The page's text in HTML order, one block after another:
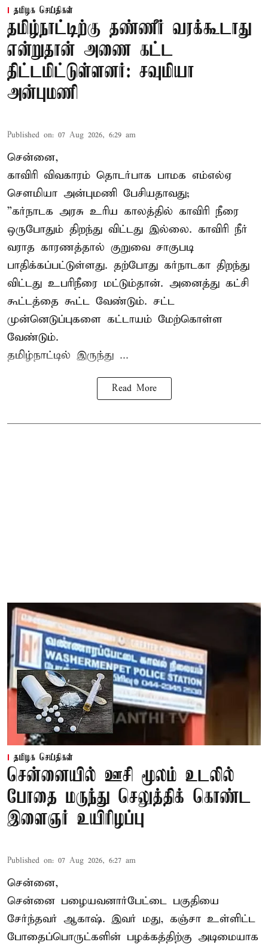
தமிழக செய்திகள்
தமிழ்நாட்டிற்கு தண்ணீர் வரக்கூடாது
என்றுதான் அணை கட்ட
திட்டமிட்டுள்ளனர்: சவுமியா
அன்புமணி
Published on: 07 Aug 2026, 6:29 am
சென்னை,
காவிரி விவகாரம் தொடர்பாக பாமக எம்எல்ஏ
சௌமியா அன்புமணி பேசியதாவது;
”கர்நாடக அரசு உரிய காலத்தில் காவிரி நீரை
ஒருபோதும் திறந்து விட்டது இல்லை. காவிரி நீர்
வராத காரணத்தால் குறுவை சாகுபடி
பாதிக்கப்பட்டுள்ளது. தற்போது கர்நாடகா திறந்து
விட்டது உபரிநீரை மட்டும்தான். அனைத்து கட்சி
கூட்டத்தை கூட்ட வேண்டும். சட்ட
முன்னெடுப்புகளை கட்டாயம் மேற்கொள்ள
வேண்டும்.
தமிழ்நாட்டில் இருந்து ...
Read More
தமிழக செய்திகள்
சென்னையில் ஊசி மூலம் உடலில்
போதை மருந்து செலுத்திக் கொண்ட
இளைஞர் உயிரிழப்பு
Published on: 07 Aug 2026, 6:27 am
சென்னை,
சென்னை பழையவனார்பேட்டை பகுதியை
சேர்ந்தவர் ஆகாஷ். இவர் மது, கஞ்சா உள்ளிட்ட
போதைப்பொருட்களின் பழக்கத்திற்கு அடிமையாக